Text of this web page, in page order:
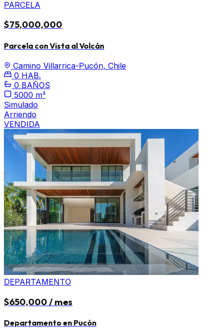
PARCELA
$75,000,000
Parcela con Vista al Volcán
Camino Villarrica-Pucón, Chile
0 HAB.
0 BAÑOS
5000 m²
Simulado
Arriendo
VENDIDA
DEPARTAMENTO
$650,000 / mes
Departamento en Pucón